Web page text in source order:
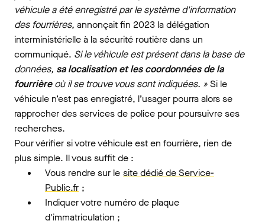
véhicule a été enregistré par le système d'information
des fourrières, annonçait fin 2023 la délégation
interministérielle à la sécurité routière dans un
communiqué. Si le véhicule est présent dans la base de
données, sa localisation et les coordonnées de la
fourrièreoù il se trouve vous sont indiquées. »Si le
véhicule n’est pas enregistré, l’usager pourra alors se
rapprocher des services de police pour poursuivre ses
recherches.
Pour vérifier si votre véhicule est en fourrière, rien de
plus simple. Il vous suffit de :
Vous rendre sur le site dédié de Service-
Public.fr ;
Indiquer votre numéro de plaque
d'immatriculation ;